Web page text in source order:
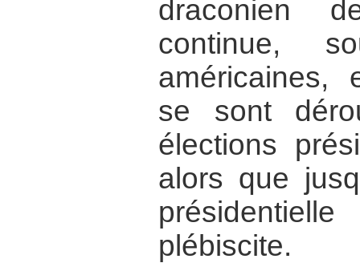
draconien
continue,
américaines,
se sont
élections
alors que
plébiscite.